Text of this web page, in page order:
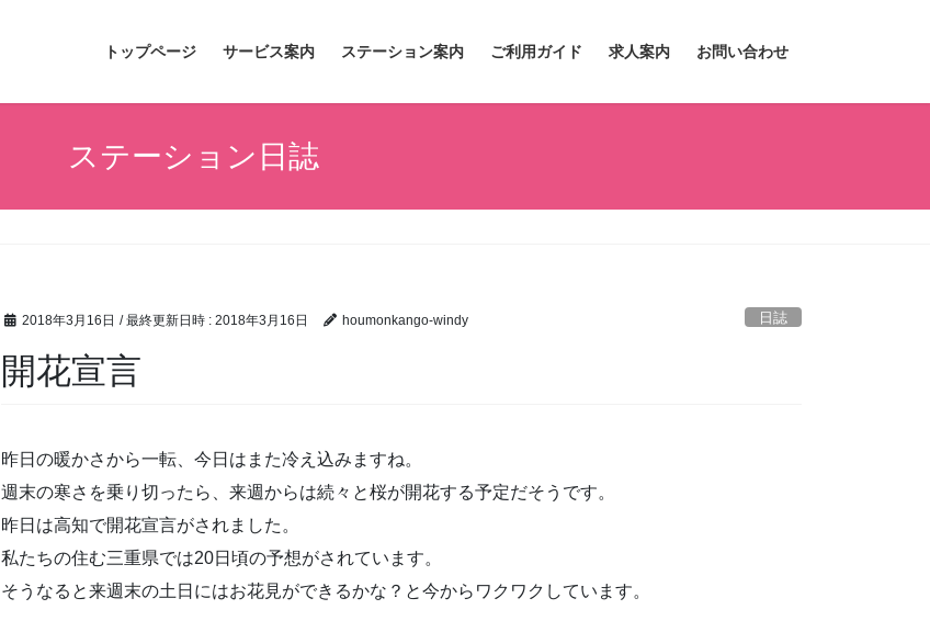
トップページ サービス案内 ステーション案内 ご利用ガイド 求人案内 お問い合わせ
ステーション日誌
2018年3月16日 / 最終更新日時 : 2018年3月16日 houmonkango-windy 日誌
開花宣言
昨日の暖かさから一転、今日はまた冷え込みますね。
週末の寒さを乗り切ったら、来週からは続々と桜が開花する予定だそうです。
昨日は高知で開花宣言がされました。
私たちの住む三重県では20日頃の予想がされています。
そうなると来週末の土日にはお花見ができるかな？と今からワクワクしています。